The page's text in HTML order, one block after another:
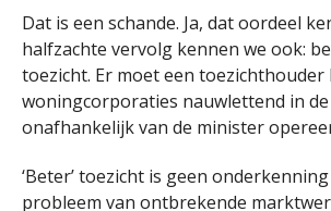
Dat is een schande. Ja, dat oordeel
halfzachte vervolg kennen we ook:
toezicht. Er moet een toezichthouder
woningcorporaties nauwlettend in
onafhankelijk van de minister
‘Beter’ toezicht is geen
probleem van ontbrekende